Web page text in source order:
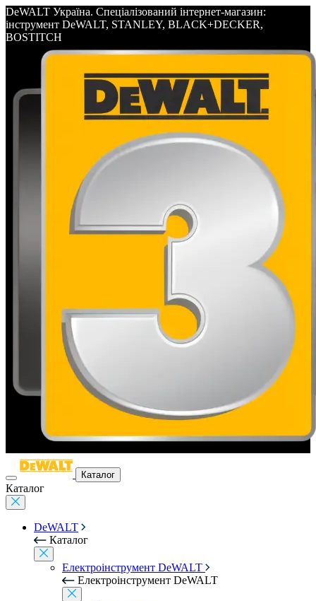
DeWALT Україна. Спеціалізований інтернет-магазин:
інструмент DeWALT, STANLEY, BLACK+DECKER,
BOSTITCH
Каталог
Каталог
DeWALT
Каталог
Електроінструмент DeWALT
Електроінструмент DeWALT